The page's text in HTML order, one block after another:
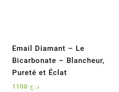
Email Diamant – Le
Bicarbonate – Blancheur,
Pureté et Éclat
د.ج